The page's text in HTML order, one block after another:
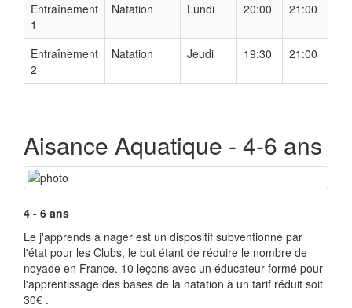
Entraînement
1
Natation Lundi 20:00 21:00
Entraînement
2
Natation Jeudi 19:30 21:00
Aisance Aquatique - 4-6 ans
4 - 6 ans
Le j'apprends à nager est un dispositif subventionné par
l'état pour les Clubs, le but étant de réduire le nombre de
noyade en France. 10 leçons avec un éducateur formé pour
l'apprentissage des bases de la natation à un tarif réduit soit
30€ .